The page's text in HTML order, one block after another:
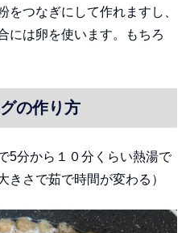
をつなぎにして作れますし、
には卵を使います。もちろ
の作り方
5分から１０分くらい熱湯で
きさで茹で時間が変わる）